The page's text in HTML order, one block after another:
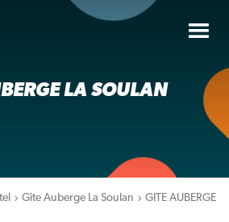
LA SOULAN
Gîte Auberge La Soulan
GITE AUBERGE